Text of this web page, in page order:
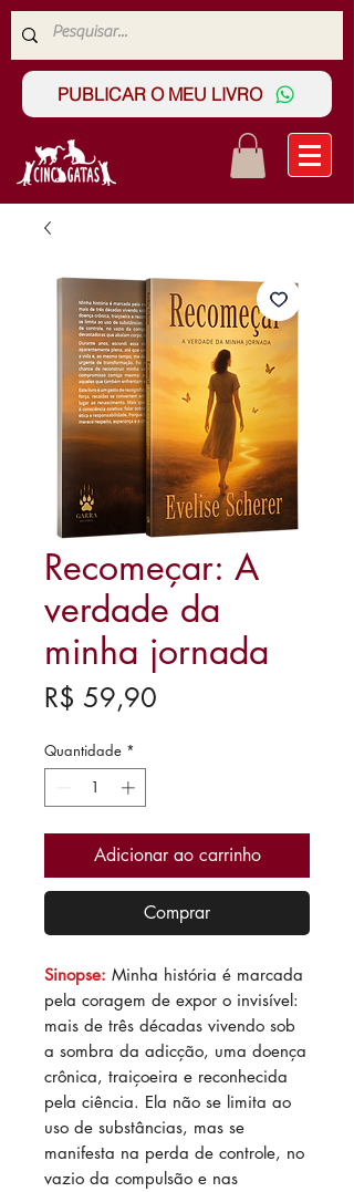
PUBLICAR O MEU LIVRO
Recomeçar: A
verdade da
minha jornada
R$ 59,90
Quantidade *
Adicionar ao carrinho
Comprar
Sinopse: Minha história é marcada
pela coragem de expor o invisível:
mais de três décadas vivendo sob
a sombra da adicção, uma doença
crônica, traiçoeira e reconhecida
pela ciência. Ela não se limita ao
uso de substâncias, mas se
manifesta na perda de controle, no
vazio da compulsão e nas